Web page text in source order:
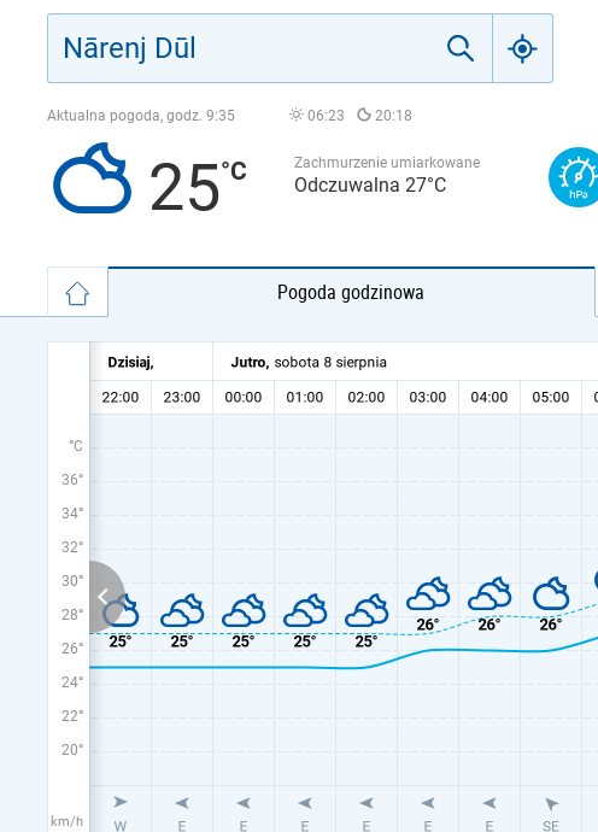
Aktualna pogoda, godz. 9:35 06:23 20:18
25 Zachmurzenie umiarkowane
Odczuwalna 27°C
Pogoda godzinowa
°C
36°
34°
32°
30°
28°
26°
24°
22°
20°
km/h